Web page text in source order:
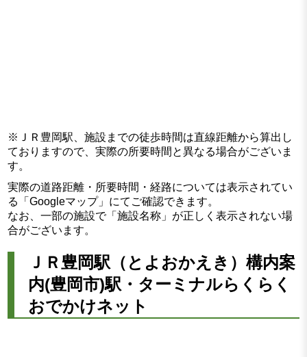
※ＪＲ豊岡駅、施設までの徒歩時間は直線距離から算出し
ておりますので、実際の所要時間と異なる場合がございま
す。
実際の道路距離・所要時間・経路については表示されてい
る「Googleマップ」にてご確認できます。
なお、一部の施設で「施設名称」が正しく表示されない場
合がございます。
ＪＲ豊岡駅（とよおかえき）構内案
内(豊岡市)駅・ターミナルらくらく
おでかけネット